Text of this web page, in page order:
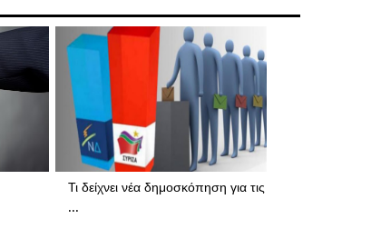
Τι δείχνει νέα δημοσκόπηση για τις
...